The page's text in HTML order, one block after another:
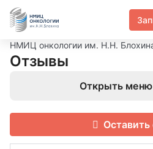
НМИЦ онкологии им. Н.Н.
Отзывы
Открыть меню
Оставить